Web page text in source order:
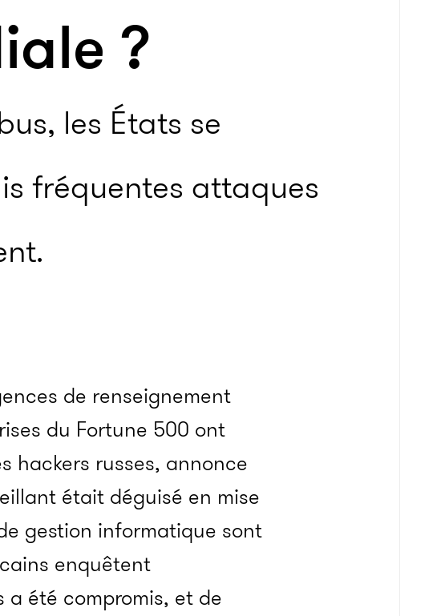
?
les États se
fréquentes attaques
de renseignement
du Fortune 500 ont
hackers russes, annonce
était déguisé en mise
gestion informatique sont
enquêtent
été compromis, et de